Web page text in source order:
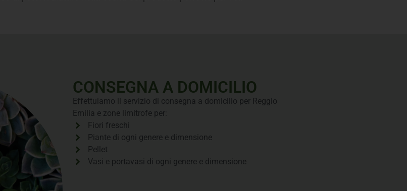
CONSEGNA A DOMICILIO
Effettuiamo il servizio di consegna a domicilio per Reggio
Emilia e zone limitrofe per:
Fiori freschi
Piante di ogni genere e dimensione
Pellet
Vasi e portavasi di ogni genere e dimensione